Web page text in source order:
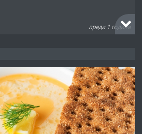
преди 1 година
преди 1 година
Първи поход "По стъпките на Ангел
Войвода"